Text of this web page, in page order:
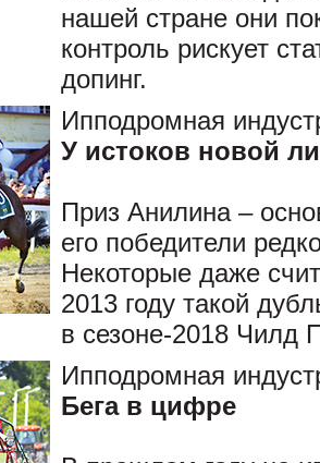
нашей стране они
контроль рискует
допинг.
Ипподромная
У истоков новой
Приз Анилина –
его победители
Некоторые даже
2013 году такой
в сезоне-2018 Чилд
Ипподромная
Бега в цифре